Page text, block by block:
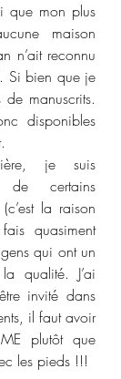
que mon plus
maison
n’ait reconnu
Si bien que je
de manuscrits.
disponibles
je suis
de certains
la raison
quasiment
qui ont un
qualité. J’ai
invité dans
il faut avoir
plutôt que
les pieds !!!